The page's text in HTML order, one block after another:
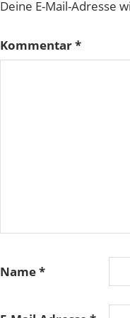
Deine E-Mail-Adresse
Kommentar*
Name*